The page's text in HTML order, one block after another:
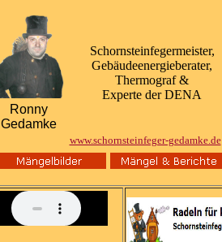
Ronny
Gedamke
Schornsteinfegermeister,
Gebäudeenergieberater,
Thermograf &
Experte der DENA
www.schornsteinfeger-gedamke.de